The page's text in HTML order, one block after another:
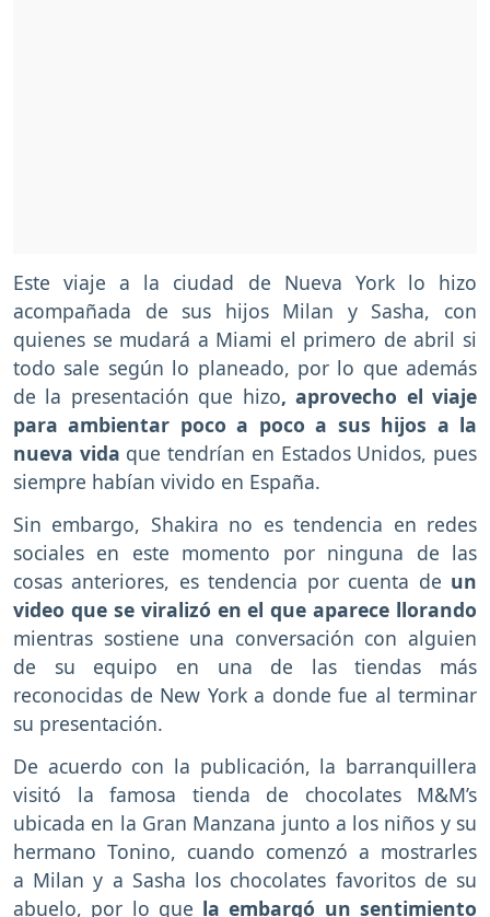
Este viaje a la ciudad de Nueva York lo hizo
acompañada de sus hijos Milan y Sasha, con
quienes se mudará a Miami el primero de abril si
todo sale según lo planeado, por lo que además
de la presentación que hizo, aprovecho el viaje
para ambientar poco a poco a sus hijos a la
nueva vida que tendrían en Estados Unidos, pues
siempre habían vivido en España.
Sin embargo, Shakira no es tendencia en redes
sociales en este momento por ninguna de las
cosas anteriores, es tendencia por cuenta de un
video que se viralizó en el que aparece llorando
mientras sostiene una conversación con alguien
de su equipo en una de las tiendas más
reconocidas de New York a donde fue al terminar
su presentación.
De acuerdo con la publicación, la barranquillera
visitó la famosa tienda de chocolates M&M’s
ubicada en la Gran Manzana junto a los niños y su
hermano Tonino, cuando comenzó a mostrarles
a Milan y a Sasha los chocolates favoritos de su
abuelo, por lo que la embargó un sentimiento